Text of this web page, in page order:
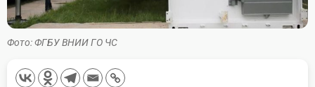
Фото: ФГБУ ВНИИ ГО ЧС